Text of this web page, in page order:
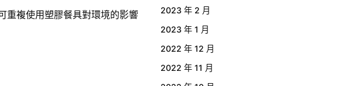
重複使用塑膠餐具對環境的影響
2023 年 2 月
2023 年 1 月
2022 年 12 月
2022 年 11 月